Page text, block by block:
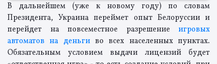
В дальнейшем (уже к новому году) по словам
Президента, Украина переймет опыт Белоруссии и
перейдет на повсеместное разрешение игровых
автоматов на деньгиво всех населенных пунктах.
Обязательным условием выдачи лицензий будет